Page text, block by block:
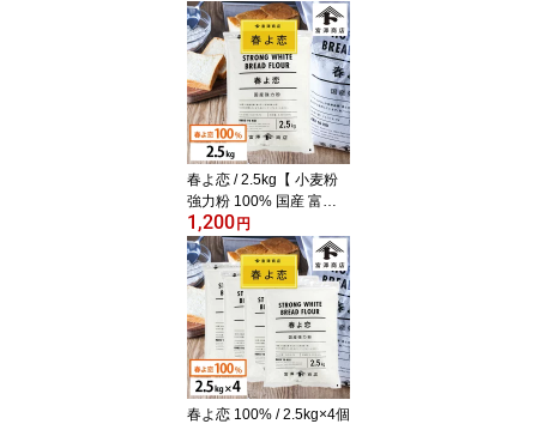
店 公式 】＜個数限定・
購入制限あり＞
春よ恋 / 2.5kg【 小麦粉
強力粉 100% 国産 富澤
商店 製パン パン作り 製
菓 お菓子作り 】
1,200 円
春よ恋 100% / 2.5kg×4個